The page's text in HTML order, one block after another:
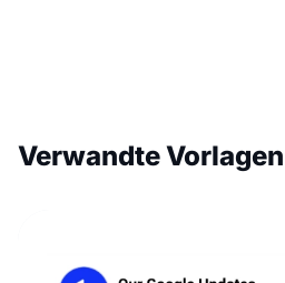
Verwandte Vorlagen